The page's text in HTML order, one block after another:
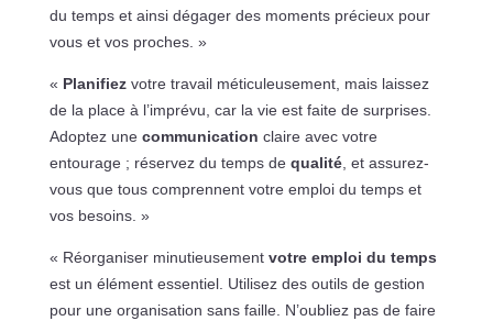
du temps et ainsi dégager des moments précieux pour
vous et vos proches. »
« Planifiezvotre travail méticuleusement, mais laissez
de la place à l’imprévu, car la vie est faite de surprises.
Adoptez une communication claire avec votre
entourage ; réservez du temps de qualité, et assurez-
vous que tous comprennent votre emploi du temps et
vos besoins. »
« Réorganiser minutieusement votre emploi du temps
est un élément essentiel. Utilisez des outils de gestion
pour une organisation sans faille. N’oubliez pas de faire